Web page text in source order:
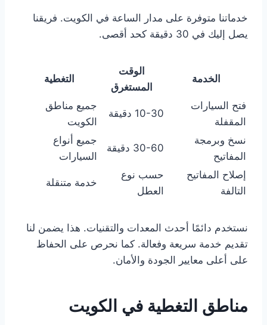
خدماتنا متوفرة على مدار الساعة في الكويت. فريقنا
يصل إليك في 30 دقيقة كحد أقصى.
الخدمة
الوقت
المستغرق
التغطية
فتح السيارات
المقفلة
10-30 دقيقة
جميع مناطق
الكويت
نسخ وبرمجة
المفاتيح
30-60 دقيقة
جميع أنواع
السيارات
إصلاح المفاتيح
التالفة
حسب نوع
العطل
خدمة متنقلة
نستخدم دائمًا أحدث المعدات والتقنيات. هذا يضمن لنا
تقديم خدمة سريعة وفعالة. كما نحرص على الحفاظ
على أعلى معايير الجودة والأمان.
مناطق التغطية في الكويت